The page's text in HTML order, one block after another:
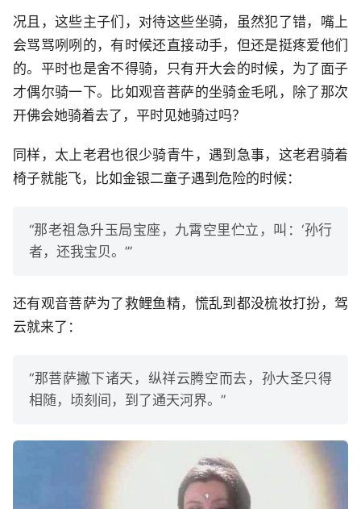
况且，这些主子们，对待这些坐骑，虽然犯了错，嘴上
会骂骂咧咧的，有时候还直接动手，但还是挺疼爱他们
的。平时也是舍不得骑，只有开大会的时候，为了面子
才偶尔骑一下。比如观音菩萨的坐骑金毛吼，除了那次
开佛会她骑着去了，平时见她骑过吗？
同样，太上老君也很少骑青牛，遇到急事，这老君骑着
椅子就能飞，比如金银二童子遇到危险的时候：
“那老祖急升玉局宝座，九霄空里伫立，叫：‘孙行
者，还我宝贝。’”
还有观音菩萨为了救鲤鱼精，慌乱到都没梳妆打扮，驾
云就来了：
“那菩萨撇下诸天，纵祥云腾空而去，孙大圣只得
相随，顷刻间，到了通天河界。”